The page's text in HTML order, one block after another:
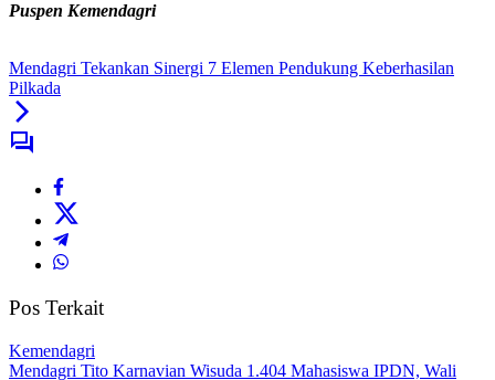
Puspen Kemendagri
Mendagri Tekankan Sinergi 7 Elemen Pendukung Keberhasilan
Pilkada
Pos Terkait
Kemendagri
Mendagri Tito Karnavian Wisuda 1.404 Mahasiswa IPDN, Wali